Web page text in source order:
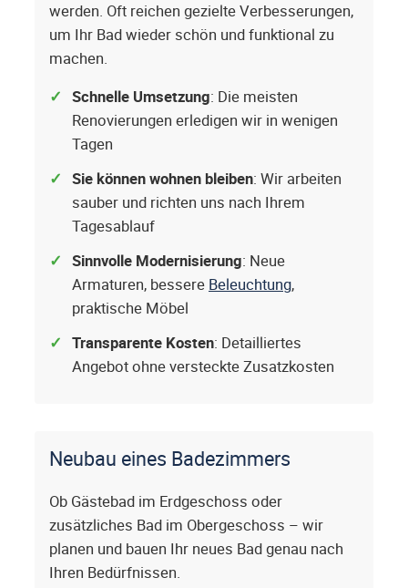
werden. Oft reichen gezielte Verbesserungen,
um Ihr Bad wieder schön und funktional zu
machen.
Schnelle Umsetzung: Die meisten
Renovierungen erledigen wir in wenigen
Tagen
Sie können wohnen bleiben: Wir arbeiten
sauber und richten uns nach Ihrem
Tagesablauf
Sinnvolle Modernisierung: Neue
Armaturen, bessere Beleuchtung,
praktische Möbel
Transparente Kosten: Detailliertes
Angebot ohne versteckte Zusatzkosten
Neubau eines Badezimmers
Ob Gästebad im Erdgeschoss oder
zusätzliches Bad im Obergeschoss – wir
planen und bauen Ihr neues Bad genau nach
Ihren Bedürfnissen.